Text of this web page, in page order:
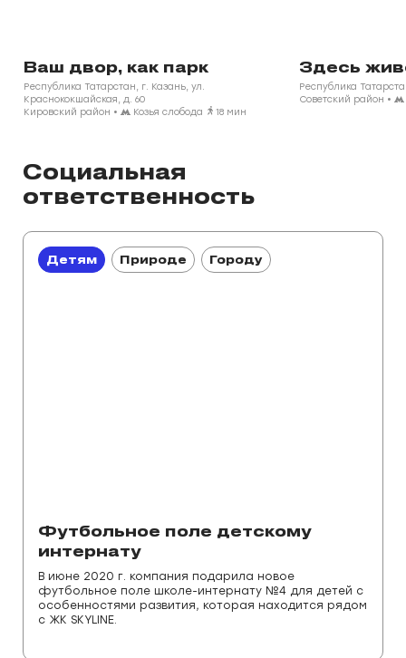
Ваш двор, как парк
Республика Татарстан, г. Казань, ул.
Краснококшайская, д. 60
Кировский район • Козья слобода 18 мин
Здесь
Республика
Советский район •
Социальная
ответственность
Детям Природе Городу
Футбольное поле детскому
интернату
В июне 2020 г. компания подарила новое
футбольное поле школе-интернату №4 для детей с
особенностями развития, которая находится рядом
с ЖК SKYLINE.